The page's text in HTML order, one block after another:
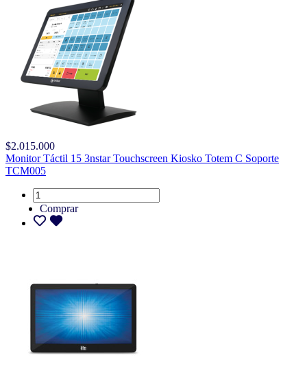
$2.015.000
Monitor Táctil 15 3nstar Touchscreen Kiosko Totem C Soporte
TCM005
Comprar